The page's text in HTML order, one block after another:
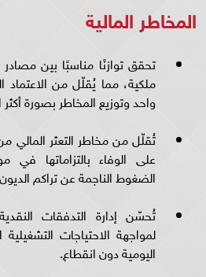
المخاطر المالية
تحقق توازنًا مناسبًا بين
ملكية، مما يُقلّل من
واحد وتوزيع المخاطر بصورة أكثر
تُقلّل من مخاطر التعثر
على الوفاء بالتزاماتها في
الضغوط الناجمة عن تراكم
تُحسّن إدارة التدفقات
لمواجهة الاحتياجات
اليومية دون انقطاع.